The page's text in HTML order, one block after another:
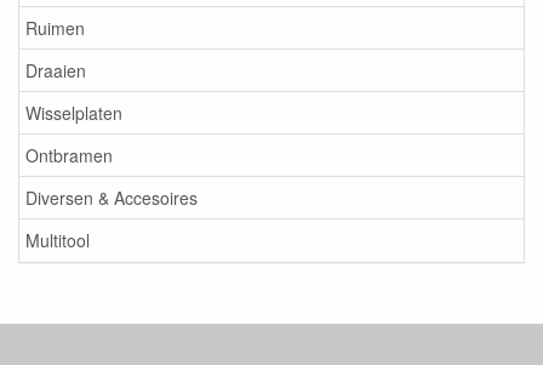
Ruimen
Draaien
Wisselplaten
Ontbramen
Diversen & Accesoires
Multitool